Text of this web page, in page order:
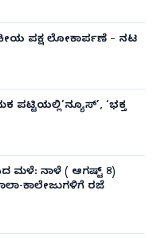
ಪಕ್ಷ ಲೋಕಾರ್ಪಣೆ – ನಟ
ಪಟ್ಟಿಯಲ್ಲಿ‘ನ್ಯೂಸ್’, ‘ಭಕ್ತ
ಮಳೆ: ನಾಳೆ ( ಆಗಷ್ಟ್ 8)
ಕಾಲೇಜುಗಳಿಗೆ ರಜೆ